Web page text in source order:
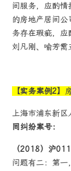
间服务，应酌
的房地产居间
务存在瑕疵，应
刘凡刚、喻芳
【实务案例2】
上海市浦东新区
同纠纷案号：
（2018）沪
问题有二：第